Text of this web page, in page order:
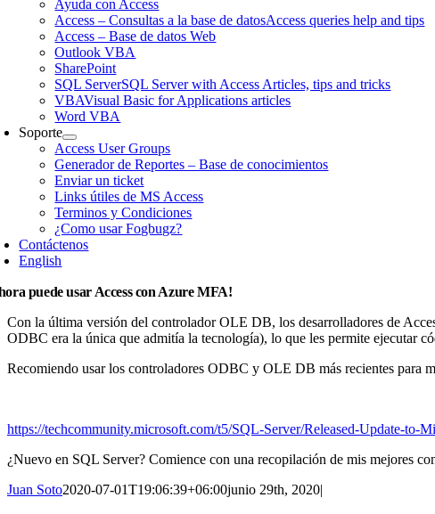
Ayuda con Access
Access – Consultas a la base de datosAccess queries help and tips
Access – Base de datos Web
Outlook VBA
SharePoint
SQL ServerSQL Server with Access Articles, tips and tricks
VBAVisual Basic for Applications articles
Word VBA
Soporte
Access User Groups
Generador de Reportes – Base de conocimientos
Enviar un ticket
Links útiles de MS Access
Terminos y Condiciones
¿Como usar Fogbugz?
Contáctenos
English
puede usar Access con Azure MFA!
Con la última versión del controlador OLE DB, los desarrolladores de
ODBC era la única que admitía la tecnología), lo que les permite ejecutar
Recomiendo usar los controladores ODBC y OLE DB más recientes para
https://techcommunity.microsoft.com/t5/SQL-Server/Released-Update-
¿Nuevo en SQL Server? Comience con una recopilación de mis mejores
Juan Soto2020-07-01T19:06:39+06:00junio 29th, 2020|